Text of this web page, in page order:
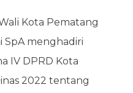
Kota Pematang
SpA menghadiri
IV DPRD Kota
2022 tentang